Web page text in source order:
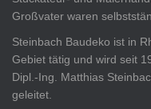
Großvater waren
Steinbach Baudeko ist in
Gebiet tätig und wird seit
Dipl.-Ing. Matthias
geleitet.